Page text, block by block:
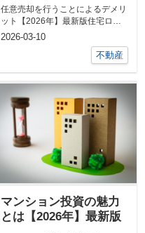
任意売却を行うことによるデメリ
ット【2026年】最新版住宅ロー
ンが支払えなくなった場合、物件
2026-03-10
不動産
マンション投資の魅力
とは【2026年】最新版